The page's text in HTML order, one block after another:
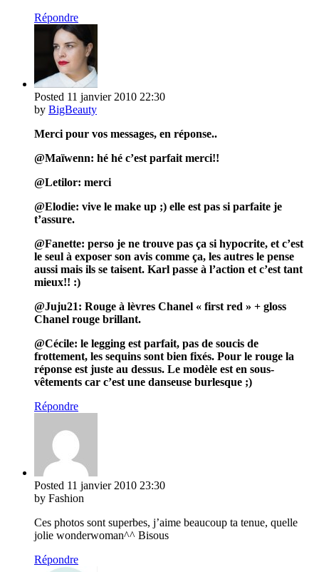
Répondre
Posted 11 janvier 2010 22:30
by BigBeauty
Merci pour vos messages, en réponse..
@Maïwenn: hé hé c’est parfait merci!!
@Letilor: merci
@Elodie: vive le make up ;) elle est pas si parfaite je
t’assure.
@Fanette: perso je ne trouve pas ça si hypocrite, et c’est
le seul à exposer son avis comme ça, les autres le pense
aussi mais ils se taisent. Karl passe à l’action et c’est tant
mieux!! :)
@Juju21: Rouge à lèvres Chanel « first red » + gloss
Chanel rouge brillant.
@Cécile: le legging est parfait, pas de soucis de
frottement, les sequins sont bien fixés. Pour le rouge la
réponse est juste au dessus. Le modèle est en sous-
vêtements car c’est une danseuse burlesque ;)
Répondre
Posted 11 janvier 2010 23:30
by Fashion
Ces photos sont superbes, j’aime beaucoup ta tenue, quelle
jolie wonderwoman^^ Bisous
Répondre